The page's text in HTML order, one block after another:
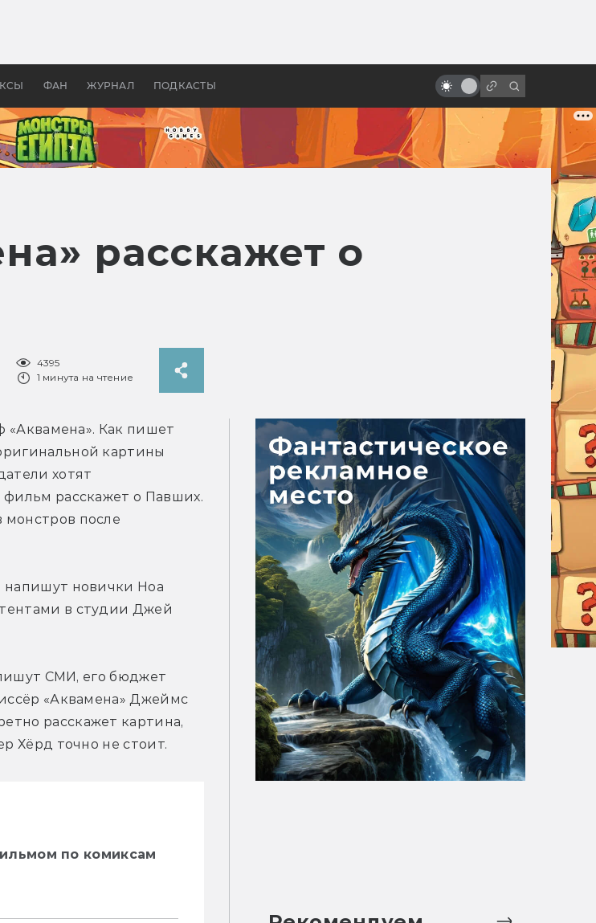
ФАН ЖУРНАЛ ПОДКАСТЫ
Древней Грецией
Silent Hill
расскажет о
4395
1 минута на чтение
картины
хотят
расскажет о Павших.
после
напишут новички Ноа
в студии Джей
СМИ, его бюджет
«Аквамена» Джеймс
расскажет картина,
Хёрд точно не стоит.
по комиксам